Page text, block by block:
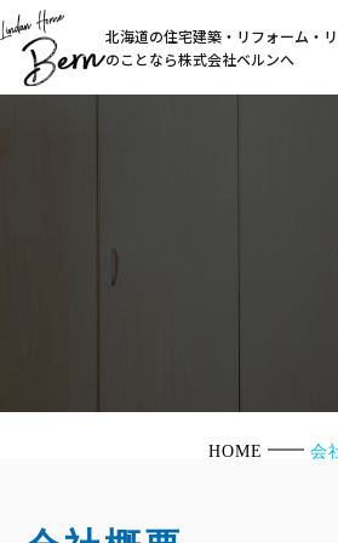
北海道の住宅建築・リフォーム・
のことなら株式会社ベルンへ
HOME 会